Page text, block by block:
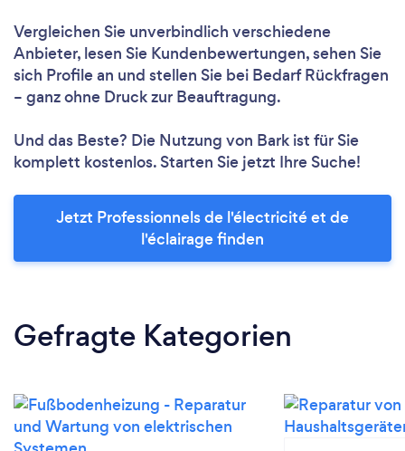
Vergleichen Sie unverbindlich verschiedene
Anbieter, lesen Sie Kundenbewertungen, sehen Sie
sich Profile an und stellen Sie bei Bedarf Rückfragen
– ganz ohne Druck zur Beauftragung.
Und das Beste? Die Nutzung von Bark ist für Sie
komplett kostenlos. Starten Sie jetzt Ihre Suche!
Jetzt Professionnels de l'électricité et de
l'éclairage finden
Gefragte Kategorien